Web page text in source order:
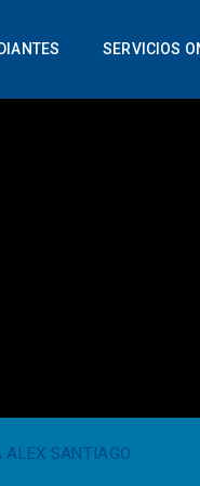
SERVICIOS
ALEX SANTIAGO